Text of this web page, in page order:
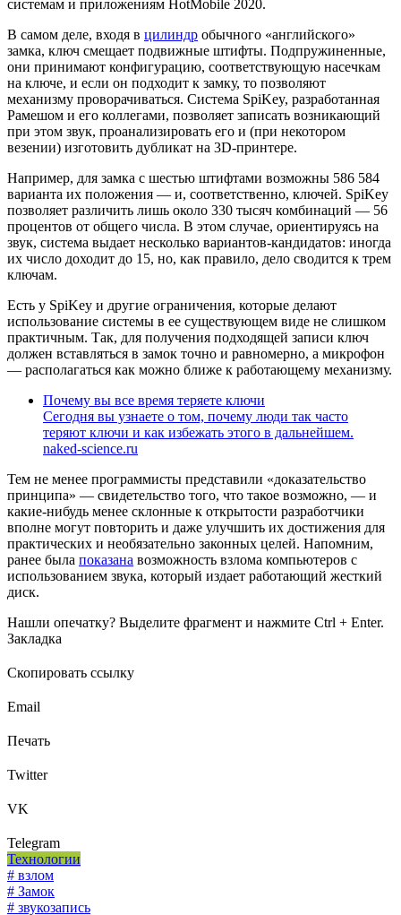
системам и приложениям HotMobile 2020.
В самом деле, входя в цилиндр обычного «английского»
замка, ключ смещает подвижные штифты. Подпружиненные,
они принимают конфигурацию, соответствующую насечкам
на ключе, и если он подходит к замку, то позволяют
механизму проворачиваться. Система SpiKey, разработанная
Рамешом и его коллегами, позволяет записать возникающий
при этом звук, проанализировать его и (при некотором
везении) изготовить дубликат на 3D-принтере.
Например, для замка с шестью штифтами возможны 586 584
варианта их положения — и, соответственно, ключей. SpiKey
позволяет различить лишь около 330 тысяч комбинаций — 56
процентов от общего числа. В этом случае, ориентируясь на
звук, система выдает несколько вариантов-кандидатов: иногда
их число доходит до 15, но, как правило, дело сводится к трем
ключам.
Есть у SpiKey и другие ограничения, которые делают
использование системы в ее существующем виде не слишком
практичным. Так, для получения подходящей записи ключ
должен вставляться в замок точно и равномерно, а микрофон
— располагаться как можно ближе к работающему механизму.
Почему вы все время теряете ключи
Сегодня вы узнаете о том, почему люди так часто
теряют ключи и как избежать этого в дальнейшем.
naked-science.ru
Тем не менее программисты представили «доказательство
принципа» — свидетельство того, что такое возможно, — и
какие-нибудь менее склонные к открытости разработчики
вполне могут повторить и даже улучшить их достижения для
практических и необязательно законных целей. Напомним,
ранее была показана возможность взлома компьютеров с
использованием звука, который издает работающий жесткий
диск.
Нашли опечатку? Выделите фрагмент и нажмите Ctrl + Enter.
Закладка
Скопировать ссылку
Email
Печать
Twitter
VK
Telegram
Технологии
# взлом
# Замок
# звукозапись